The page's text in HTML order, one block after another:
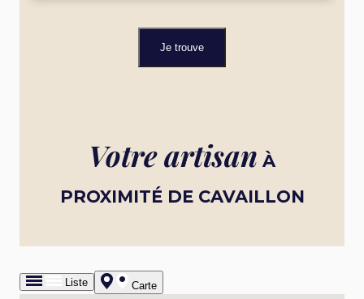
Je trouve
Votre artisan À
PROXIMITÉ DE CAVAILLON
Liste Carte